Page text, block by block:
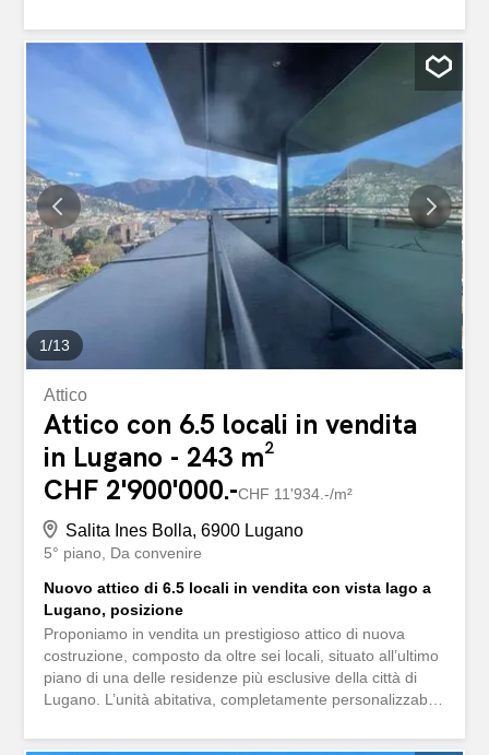
città, senza rinunciare alla privacy e al valore di una
proprietà indipendente con spazi esterni. Edificata nel
1950 con struttura solida, la proprietà è stata
originariamente concepita come casa bifamiliare e
successivamente trasformata in un’unica abitazione
unifamiliare. Nel corso degli anni è stata oggetto di diversi
interventi di manutenzione e ristrutturazione, che ne
garantiscono oggi un buono stato generale e una piena
abitabilità. Tra i principali aggiornamenti figurano il
rifacimento della facciata, la sostituzione dell’impianto di
riscaldamento, il rinnovo parziale di bagni e pavimenti,
nonché il miglioramento delle installazioni elettriche. La
casa si sviluppa su due livelli abitativi e offre una...
1/13
Attico
Attico con 6.5 locali in vendita
in Lugano - 243 m²
CHF 2'900'000.-CHF 11'934.-/m²
Salita Ines Bolla, 6900 Lugano
5° piano
Da convenire
Nuovo attico di 6.5 locali in vendita con vista lago a
Lugano, posizione
Proponiamo in vendita un prestigioso attico di nuova
costruzione, composto da oltre sei locali, situato all’ultimo
piano di una delle residenze più esclusive della città di
Lugano. L’unità abitativa, completamente personalizzabile
qualità assoluta delle finiture e per la vista panoramica